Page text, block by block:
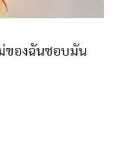
ของฉันชอบมัน